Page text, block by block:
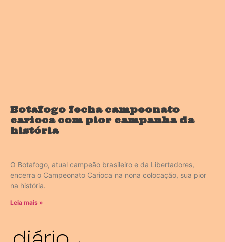
Botafogo fecha campeonato
carioca com pior campanha da
história
O Botafogo, atual campeão brasileiro e da Libertadores,
encerra o Campeonato Carioca na nona colocação, sua pior
na história.
Leia mais »